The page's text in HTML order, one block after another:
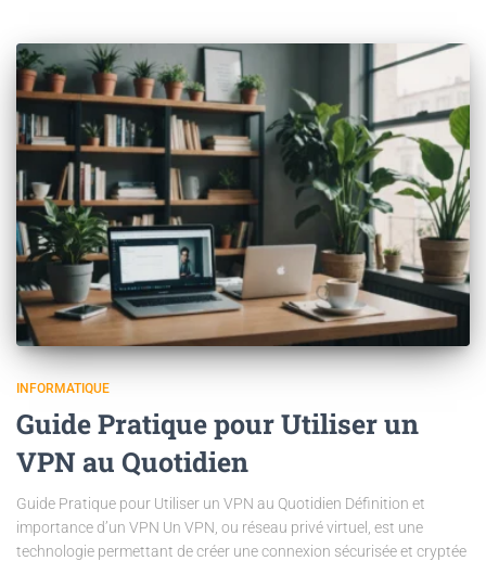
INFORMATIQUE
Guide Pratique pour Utiliser un
VPN au Quotidien
Guide Pratique pour Utiliser un VPN au Quotidien Définition et
importance d’un VPN Un VPN, ou réseau privé virtuel, est une
technologie permettant de créer une connexion sécurisée et cryptée